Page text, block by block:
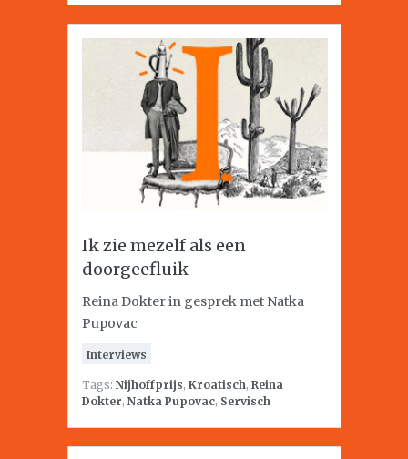
Ik zie mezelf als een
doorgeefluik
Reina Dokter in gesprek met Natka
Pupovac
Interviews
Tags: Nijhoffprijs, Kroatisch, Reina
Dokter, Natka Pupovac, Servisch